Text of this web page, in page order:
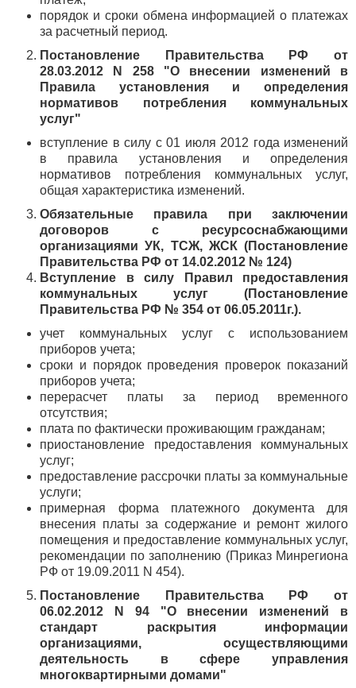
порядок и сроки обмена информацией о платежах
за расчетный период.
Постановление Правительства РФ от
28.03.2012 N 258 "О внесении изменений в
Правила установления и определения
нормативов потребления коммунальных
услуг"
вступление в силу с 01 июля 2012 года изменений
в правила установления и определения
нормативов потребления коммунальных услуг,
общая характеристика изменений.
Обязательные правила при заключении
договоров с ресурсоснабжающими
организациями УК, ТСЖ, ЖСК (Постановление
Правительства РФ от 14.02.2012 № 124)
Вступление в силу Правил предоставления
коммунальных услуг (Постановление
Правительства РФ № 354 от 06.05.2011г.).
учет коммунальных услуг с использованием
приборов учета;
сроки и порядок проведения проверок показаний
приборов учета;
перерасчет платы за период временного
отсутствия;
плата по фактически проживающим гражданам;
приостановление предоставления коммунальных
услуг;
предоставление рассрочки платы за коммунальные
услуги;
примерная форма платежного документа для
внесения платы за содержание и ремонт жилого
помещения и предоставление коммунальных услуг,
рекомендации по заполнению (Приказ Минрегиона
РФ от 19.09.2011 N 454).
Постановление Правительства РФ от
06.02.2012 N 94 "О внесении изменений в
стандарт раскрытия информации
организациями, осуществляющими
деятельность в сфере управления
многоквартирными домами"